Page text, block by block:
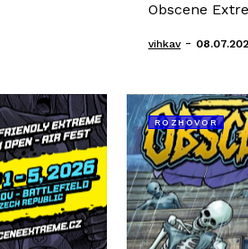
Obscene
vihkav-
ROZHOVOR